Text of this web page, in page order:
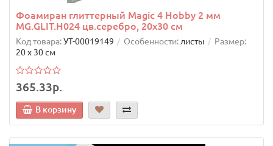
Фоамиран глиттерный Magic 4 Hobby 2 мм
MG.GLIT.H024 цв.серебро, 20х30 см
Код товара:УТ-00019149 Особенности:листы
Размер:
20 х 30 см
365.33р.
В корзину